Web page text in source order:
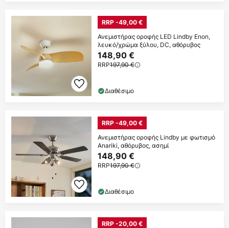
RRP -49,00 €
Ανεμιστήρας οροφής LED Lindby Enon,
λευκό/χρώμα ξύλου, DC, αθόρυβος
148,90 €
RRP197,90 €
Διαθέσιμο
RRP -49,00 €
Ανεμιστήρας οροφής Lindby με φωτισμό
Anariki, αθόρυβος, ασημί
148,90 €
RRP197,90 €
Διαθέσιμο
RRP -20,00 €